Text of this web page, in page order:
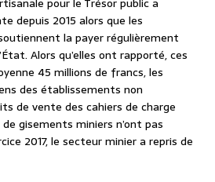
depuis 2015 alors que les
la payer régulièrement
Alors qu’elles ont rapporté, ces
45 millions de francs, les
des établissements non
de vente des cahiers de charge
gisements miniers n’ont pas
2017, le secteur minier a repris de